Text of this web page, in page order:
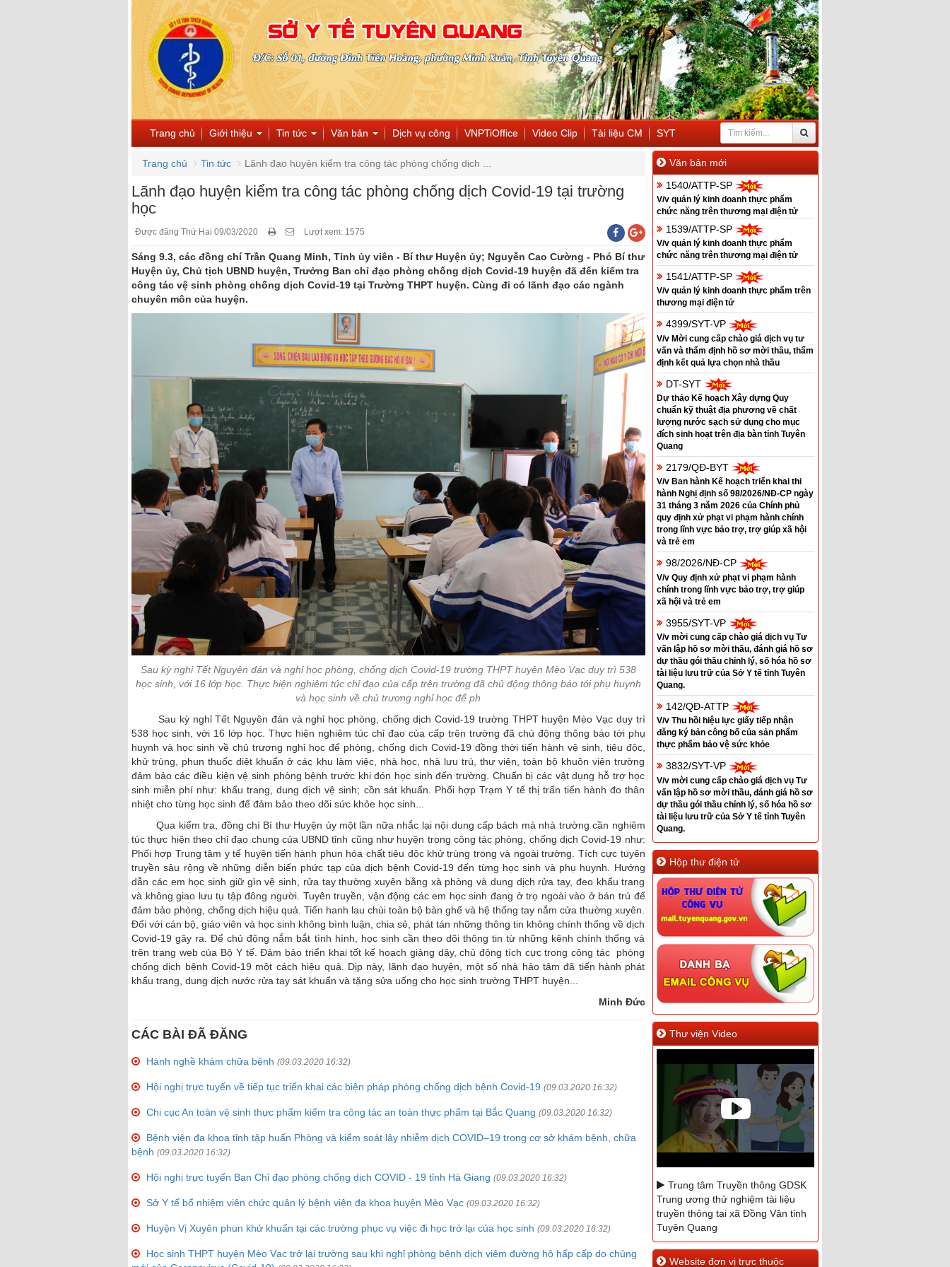
Trang chủ Giới thiệu Tin tức Văn bản Dịch vụ công VNPTiOffice Video Clip Tài liệu CM SYT
Trang chủ Tin tức Lãnh đạo huyện kiểm tra công tác phòng chống dịch ...
Lãnh đạo huyện kiểm tra công tác phòng chống dịch Covid-19 tại trường
học
Được đăng Thứ Hai 09/03/2020 Lượt xem: 1575
Sáng 9.3, các đồng chí Trần Quang Minh, Tỉnh ủy viên - Bí thư Huyện ủy; Nguyễn Cao Cường - Phó Bí thư
Huyện ủy, Chủ tịch UBND huyện, Trưởng Ban chỉ đạo phòng chống dịch Covid-19 huyện đã đến kiểm tra
công tác vệ sinh phòng chống dịch Covid-19 tại Trường THPT huyện. Cùng đi có lãnh đạo các ngành
chuyên môn của huyện.
Sau kỳ nghỉ Tết Nguyên đán và nghỉ học phòng, chống dịch Covid-19 trường THPT huyện Mèo Vạc duy trì 538
học sinh, với 16 lớp học. Thực hiện nghiêm túc chỉ đạo của cấp trên trường đã chủ động thông báo tới phụ huynh
và học sinh về chủ trương nghỉ học để ph
Sau kỳ nghỉ Tết Nguyên đán và nghỉ học phòng, chống dịch Covid-19 trường THPT huyện Mèo Vạc duy trì
538 học sinh, với 16 lớp học. Thực hiện nghiêm túc chỉ đạo của cấp trên trường đã chủ động thông báo tới phụ
huynh và học sinh về chủ trương nghỉ học để phòng, chống dịch Covid-19 đồng thời tiến hành vệ sinh, tiêu độc,
khử trùng, phun thuốc diệt khuẩn ở các khu làm việc, nhà học, nhà lưu trú, thư viện, toàn bộ khuôn viên trường
đảm bảo các điều kiện vệ sinh phòng bệnh trước khi đón học sinh đến trường. Chuẩn bị các vật dụng hỗ trợ học
sinh miễn phí như: khẩu trang, dung dịch vệ sinh; cồn sát khuẩn. Phối hợp Trạm Y tế thị trấn tiến hành đo thân
nhiệt cho từng học sinh để đảm bảo theo dõi sức khỏe học sinh...
Qua kiểm tra, đồng chí Bí thư Huyện ủy một lần nữa nhắc lại nội dung cấp bách mà nhà trường cần nghiêm
túc thực hiện theo chỉ đạo chung của UBND tỉnh cũng như huyện trong công tác phòng, chống dịch Covid-19 như:
Phối hợp Trung tâm y tế huyện tiến hành phun hóa chất tiêu độc khử trùng trong và ngoài trường. Tích cực tuyên
truyền sâu rộng về những diễn biến phức tạp của dịch bệnh Covid-19 đến từng học sinh và phụ huynh. Hướng
dẫn các em học sinh giữ gìn vệ sinh, rửa tay thường xuyên bằng xà phòng và dung dịch rửa tay, đeo khẩu trang
và không giao lưu tụ tập đông người. Tuyên truyền, vận động các em học sinh đang ở trọ ngoài vào ở bán trú để
đảm bảo phòng, chống dịch hiệu quả. Tiến hanh lau chùi toàn bộ bàn ghế và hệ thống tay nắm cửa thường xuyên.
Đối với cán bộ, giáo viên và học sinh không bình luận, chia sẻ, phát tán những thông tin không chính thống về dịch
Covid-19 gây ra. Để chủ động nắm bắt tình hình, học sinh cần theo dõi thông tin từ những kênh chính thống và
trên trang web của Bộ Y tế. Đảm bảo triển khai tốt kế hoạch giảng dậy, chủ động tích cực trong công tác phòng
chống dịch bệnh Covid-19 một cách hiệu quả. Dịp này, lãnh đạo huyện, một số nhà hảo tâm đã tiến hành phát
khẩu trang, dung dịch nước rửa tay sát khuẩn và tặng sửa uống cho học sinh trường THPT huyện...
Minh Đức
CÁC BÀI ĐÃ ĐĂNG
Hành nghề khám chữa bệnh (09.03.2020 16:32)
Hội nghị trực tuyến về tiếp tục triển khai các biện pháp phòng chống dịch bệnh Covid-19 (09.03.2020 16:32)
Chi cục An toàn vệ sinh thực phẩm kiểm tra công tác an toàn thực phẩm tại Bắc Quang (09.03.2020 16:32)
Bệnh viện đa khoa tỉnh tập huấn Phòng và kiểm soát lây nhiễm dịch COVID–19 trong cơ sở khám bệnh, chữa
bệnh (09.03.2020 16:32)
Hội nghị trực tuyến Ban Chỉ đạo phòng chống dịch COVID - 19 tỉnh Hà Giang (09.03.2020 16:32)
Sở Y tế bổ nhiệm viên chức quản lý bệnh viện đa khoa huyện Mèo Vạc (09.03.2020 16:32)
Huyện Vị Xuyên phun khử khuẩn tại các trường phục vụ việc đi học trở lại của học sinh (09.03.2020 16:32)
Học sinh THPT huyện Mèo Vạc trở lại trường sau khi nghỉ phòng bệnh dịch viêm đường hô hấp cấp do chủng
Văn bản mới
1540/ATTP-SP
V/v quản lý kinh doanh thực phẩm
chức năng trên thương mại điện tử
1539/ATTP-SP
V/v quản lý kinh doanh thực phẩm
chức năng trên thương mại điện tử
1541/ATTP-SP
V/v quản lý kinh doanh thực phẩm trên
thương mại điện tử
4399/SYT-VP
V/v Mời cung cấp chào giá dịch vụ tư
vấn và thẩm định hồ sơ mời thầu, thẩm
định kết quả lựa chọn nhà thầu
DT-SYT
Dự thảo Kế hoạch Xây dựng Quy
chuẩn kỹ thuật địa phương về chất
lượng nước sạch sử dụng cho mục
đích sinh hoạt trên địa bàn tỉnh Tuyên
Quang
2179/QĐ-BYT
V/v Ban hành Kế hoạch triển khai thi
hành Nghị định số 98/2026/NĐ-CP ngày
31 tháng 3 năm 2026 của Chính phủ
quy định xử phạt vi phạm hành chính
trong lĩnh vực bảo trợ, trợ giúp xã hội
và trẻ em
98/2026/NĐ-CP
V/v Quy định xử phạt vi phạm hành
chính trong lĩnh vực bảo trợ, trợ giúp
xã hội và trẻ em
3955/SYT-VP
V/v mời cung cấp chào giá dịch vụ Tư
vấn lập hồ sơ mời thầu, đánh giá hồ sơ
dự thầu gói thầu chỉnh lý, số hóa hồ sơ
tài liệu lưu trữ của Sở Y tế tỉnh Tuyên
Quang.
142/QĐ-ATTP
V/v Thu hồi hiệu lực giấy tiếp nhận
đăng ký bản công bố của sản phẩm
thực phẩm bảo vệ sức khỏe
3832/SYT-VP
V/v mời cung cấp chào giá dịch vụ Tư
vấn lập hồ sơ mời thầu, đánh giá hồ sơ
dự thầu gói thầu chỉnh lý, số hóa hồ sơ
tài liệu lưu trữ của Sở Y tế tỉnh Tuyên
Quang.
Hộp thư điện tử
Thư viện Video
Trung tâm Truyền thông GDSK
Trung ương thử nghiệm tài liệu
truyền thông tại xã Đồng Văn tỉnh
Tuyên Quang
Phóng sự hưởng ứng ngày
Quốc tế Điều dưỡng
Website đơn vị trực thuộc